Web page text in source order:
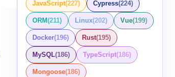
JavaScript(227) Cypress(224)
ORM(211) Linux(202) Vue(199)
Docker(196) Rust(195)
MySQL(186) TypeScript(186)
Mongoose(186)